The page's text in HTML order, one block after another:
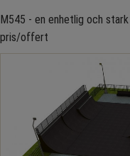
M545 - en enhetlig och
pris/offert